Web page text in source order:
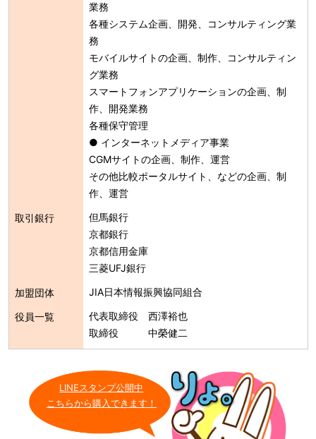
業務
各種システム企画、開発、コンサルティング業
務
モバイルサイトの企画、制作、コンサルティン
グ業務
スマートフォンアプリケーションの企画、制
作、開発業務
各種保守管理
● インターネットメディア事業
CGMサイトの企画、制作、運営
その他比較ポータルサイト、などの企画、制
作、運営
取引銀行
但馬銀行
京都銀行
京都信用金庫
三菱UFJ銀行
加盟団体 JIA日本情報振興協同組合
役員一覧 代表取締役西澤裕也
取締役中榮健二
LINEスタンプ公開中
こちらから購入できます！